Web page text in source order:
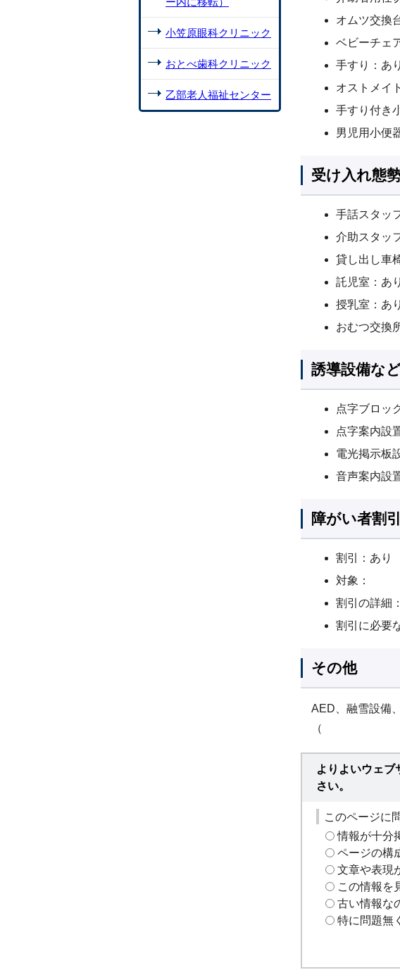
オムツ交換
ベビーチェ
手すり：あ
オストメ
手すり付
男児用小
受け入れ態
手話スタッ
介助スタッ
貸し出し車
託児室：
授乳室：
おむつ交
誘導設備な
点字ブロッ
点字案内設
電光掲示板
音声案内設
障がい者割
割引：あ
対象：
割引の詳細：
割引に必要
その他
AED、融雪設備
よりよいウェブ
さい。
このページに
情報が十分
ページの構
文章や表現
この情報を
古い情報な
特に問題無
小笠原眼科クリニック
おとべ歯科クリニック
乙部老人福祉センター